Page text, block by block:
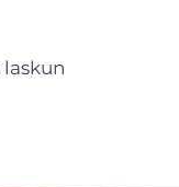
laskun